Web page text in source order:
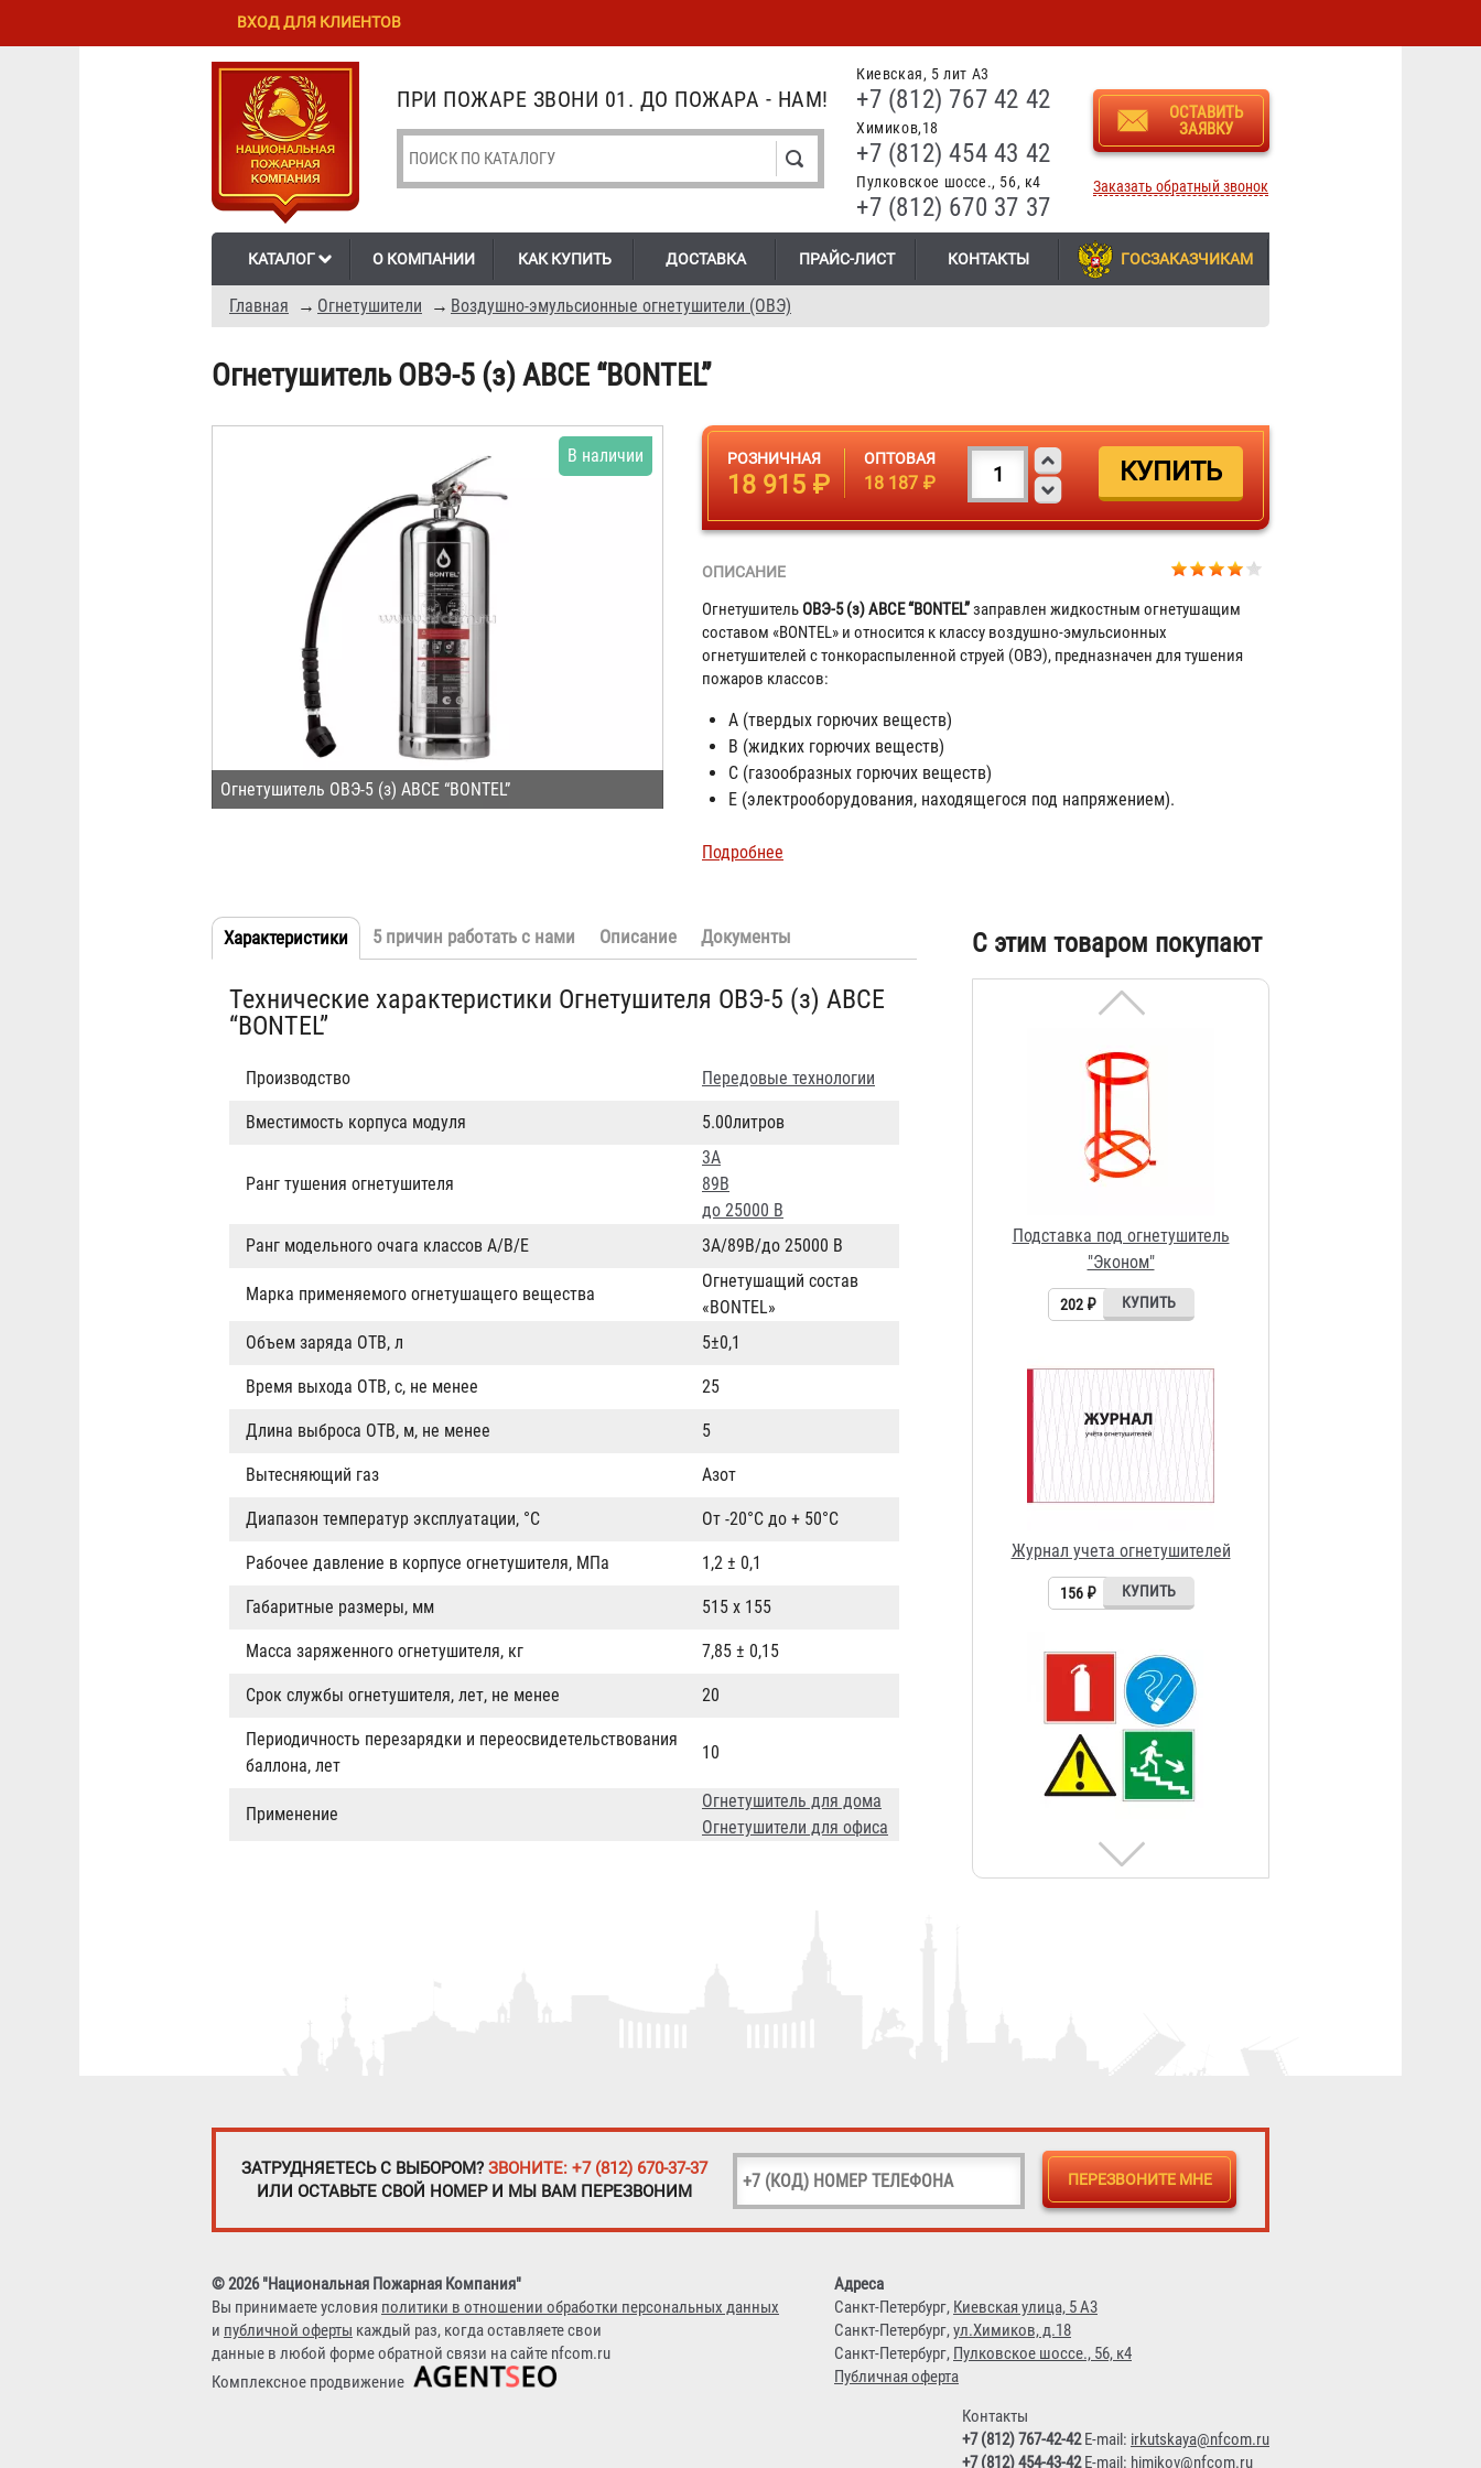
Перейти к
содержанию
Skip to
Киевская, 5 лит А3
+7 (812) 767 42 42
Химиков,18
+7 (812) 454 43 42
Пулковское шоссе., 56, к4
+7 (812) 670 37 37
ОСТАВИТЬ
ЗАЯВКУ
Заказать обратный звонок
ПРИ ПОЖАРЕ ЗВОНИ 01. ДО ПОЖАРА - НАМ!
КАТАЛОГ О КОМПАНИИ КАК КУПИТЬ ДОСТАВКА ПРАЙС-ЛИСТ КОНТАКТЫ ГОСЗАКАЗЧИКАМ
Главная → Огнетушители → Воздушно-эмульсионные огнетушители (ОВЭ)
ВХОД ДЛЯ КЛИЕНТОВ
Огнетушитель ОВЭ-5 (з) АВCЕ “BONTEL”
Огнетушитель ОВЭ-5 (з) АВCЕ “BONTEL”
В наличии РОЗНИЧНАЯ
18 915 ₽
ОПТОВАЯ
18 187 ₽
ОПИСАНИЕ
Огнетушитель ОВЭ-5 (з) АВCЕ“BONTEL”заправлен жидкостным огнетушащим
составом «BONTEL» и относится к классу воздушно-эмульсионных
огнетушителей с тонкораспыленной струей (ОВЭ), предназначен для тушения
пожаров классов:
А (твердых горючих веществ)
В (жидких горючих веществ)
С (газообразных горючих веществ)
Е (электрооборудования, находящегося под напряжением).
Подробнее
Табы
Характеристики (активная
5 причин работать с нами Описание Документы
Технические характеристики Огнетушителя ОВЭ-5 (з) АВCЕ
“BONTEL”
Производство Передовые технологии
Вместимость корпуса модуля 5.00литров
Ранг тушения огнетушителя
3А
89В
до 25000 В
Ранг модельного очага классов А/В/Е
3А/89В/до 25000 В
Марка применяемого огнетушащего вещества
Огнетушащий состав
«BONTEL»
Объем заряда ОТВ, л
5±0,1
Время выхода ОТВ, с, не менее 25
Длина выброса ОТВ, м, не менее 5
Вытесняющий газ Азот
Диапазон температур эксплуатации, °С От -20°С до + 50°С
Рабочее давление в корпусе огнетушителя, МПа 1,2 ± 0,1
Габаритные размеры, мм 515 х 155
Масса заряженного огнетушителя, кг 7,85 ± 0,15
Срок службы огнетушителя, лет, не менее 20
Периодичность перезарядки и переосвидетельствования
баллона, лет
10
Применение
Огнетушитель для дома
Огнетушители для офиса
С этим товаром покупают
Кронштейн для огнетушителя
универсальный
"Эконом"
Журнал учета огнетушителей
150х150, 150х300, 100х100,
50х150 мм
Кронштейн для огнетушителя
ЗАТРУДНЯЕТЕСЬ С ВЫБОРОМ? ЗВОНИТЕ: +7 (812) 670-37-37
ИЛИ ОСТАВЬТЕ СВОЙ НОМЕР И МЫ ВАМ ПЕРЕЗВОНИМ
© 2026 "Национальная Пожарная Компания"
Вы принимаете условия политики в отношении обработки персональных данных
и публичной оферты каждый раз, когда оставляете свои
данные в любой форме обратной связи на сайте nfcom.ru
Комплексное продвижение
Адреса
Санкт-Петербург, Киевская улица, 5 А3
Санкт-Петербург,ул.Химиков, д.18
Санкт-Петербург, Пулковское шоссе., 56, к4
Публичная оферта
Контакты
+7 (812) 767-42-42E-mail: irkutskaya@nfcom.ru
+7 (812) 454-43-42E-mail: himikov@nfcom.ru